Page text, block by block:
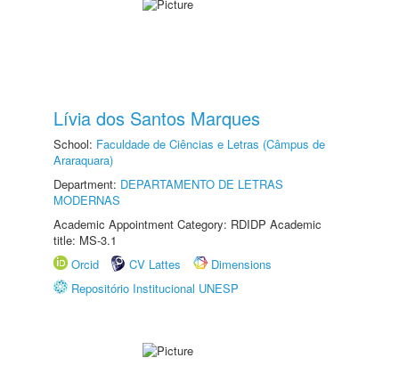
Lívia dos Santos Marques
School: Faculdade de Ciências e Letras (Câmpus de
Araraquara)
Department: DEPARTAMENTO DE LETRAS
MODERNAS
Academic Appointment Category: RDIDP Academic
title: MS-3.1
Orcid
CV Lattes
Dimensions
Repositório Institucional UNESP